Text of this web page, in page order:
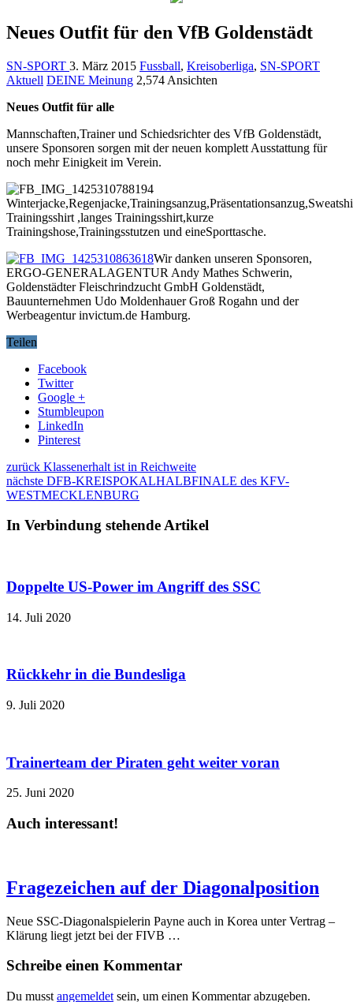
Neues Outfit für den VfB Goldenstädt
SN-SPORT 3. März 2015 Fussball, Kreisoberliga, SN-SPORT
Aktuell DEINE Meinung 2,574 Ansichten
Neues Outfit für alle
Mannschaften,Trainer und Schiedsrichter des VfB Goldenstädt,
unsere Sponsoren sorgen mit der neuen komplett Ausstattung für
noch mehr Einigkeit im Verein.
Trainingsshirt ,langes Trainingsshirt,kurze
Trainingshose,Trainingsstutzen und eineSporttasche.
Wir danken unseren Sponsoren,
ERGO-GENERALAGENTUR Andy Mathes Schwerin,
Goldenstädter Fleischrindzucht GmbH Goldenstädt,
Bauunternehmen Udo Moldenhauer Groß Rogahn und der
Werbeagentur invictum.de Hamburg.
Teilen
Facebook
Twitter
Google +
Stumbleupon
LinkedIn
Pinterest
zurück Klassenerhalt ist in Reichweite
nächste DFB-KREISPOKALHALBFINALE des KFV-
WESTMECKLENBURG
In Verbindung stehende Artikel
Doppelte US-Power im Angriff des SSC
14. Juli 2020
Rückkehr in die Bundesliga
9. Juli 2020
Trainerteam der Piraten geht weiter voran
25. Juni 2020
Auch interessant!
Fragezeichen auf der Diagonalposition
Neue SSC-Diagonalspielerin Payne auch in Korea unter Vertrag –
Klärung liegt jetzt bei der FIVB …
Schreibe einen Kommentar
Du musst angemeldet sein, um einen Kommentar abzugeben.